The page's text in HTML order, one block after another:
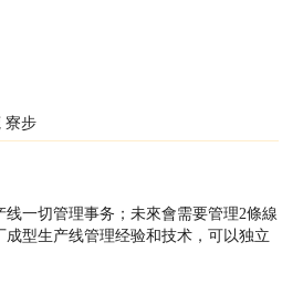
寮步
线一切管理事务；未來會需要管理2條線
成型生产线管理经验和技术，可以独立